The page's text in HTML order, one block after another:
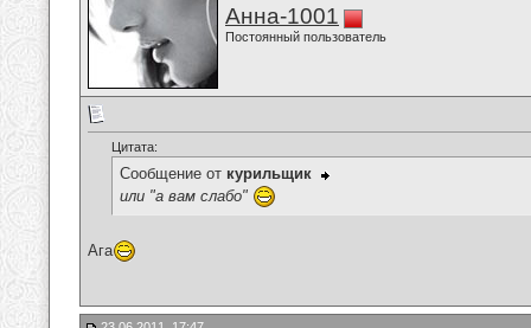
Анна-1001
Постоянный пользователь
Цитата:
Сообщение от курильщик
или "а вам слабо"
Ага